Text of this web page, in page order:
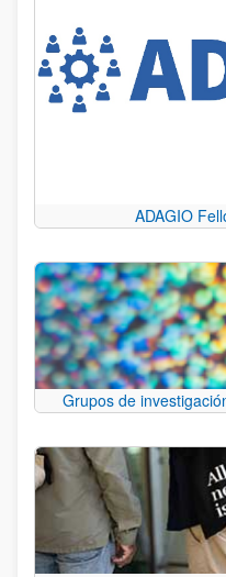
ADAGIO
Grupos de